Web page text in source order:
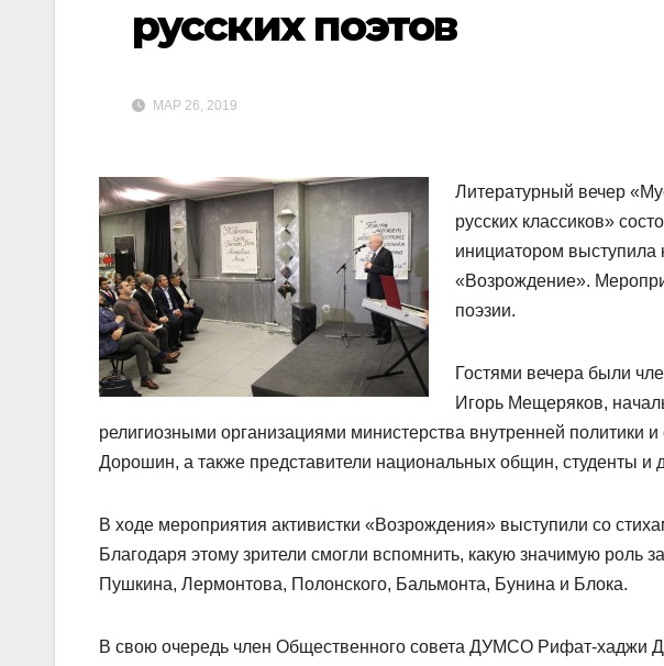
русских поэтов
МАР 26, 2019
Литературный вечер
русских классиков»
инициатором выступила
«Возрождение».
поэзии.
Гостями вечера были
Игорь Мещеряков,
религиозными организациями министерства внутренней
Дорошин, а также представители национальных общин, студенты и
В ходе мероприятия активистки «Возрождения» выступили со
Благодаря этому зрители смогли вспомнить, какую значимую роль
Пушкина, Лермонтова, Полонского, Бальмонта, Бунина и Блока.
В свою очередь член Общественного совета ДУМСО Рифат-хаджи